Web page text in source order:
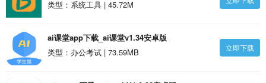
类型：系统工具 | 45.72M
ai课堂app下载_ai课堂v1.34安卓版
类型：办公考试 | 73.59MB
立即下载